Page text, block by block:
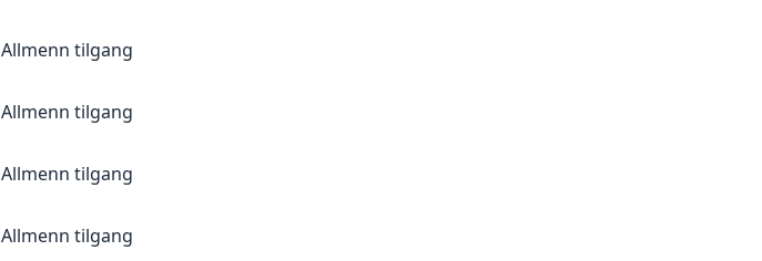
Allmenn tilgang
Allmenn tilgang
Allmenn tilgang
Allmenn tilgang